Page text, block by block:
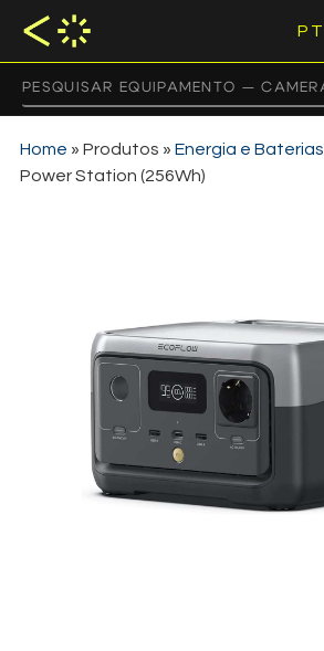
PT
Home » Produtos » Energia e Baterias
Power Station (256Wh)